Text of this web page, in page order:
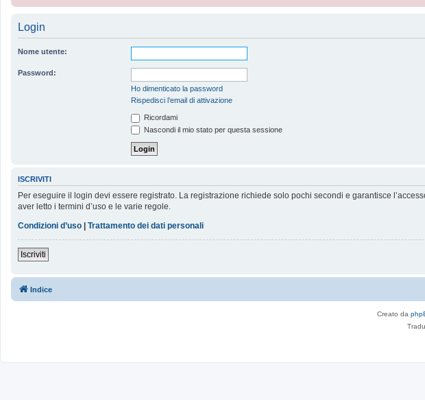
Login
Nome utente:
Password:
Ho dimenticato la password
Rispedisci l’email di attivazione
Ricordami
Nascondi il mio stato per questa sessione
ISCRIVITI
Per eseguire il login devi essere registrato. La registrazione richiede solo pochi secondi e garantisce
aver letto i termini d’uso e le varie regole.
Condizioni d’uso | Trattamento dei dati personali
Iscriviti
Indice
Creato da